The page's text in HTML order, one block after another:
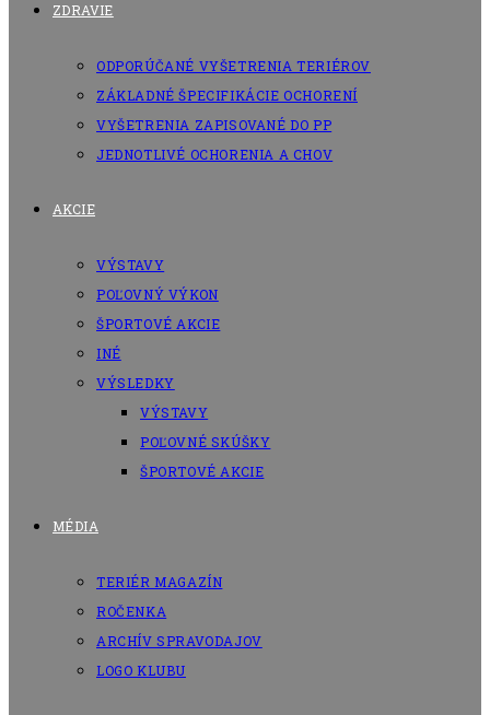
ZDRAVIE
ODPORÚČANÉ VYŠETRENIA TERIÉROV
ZÁKLADNÉ ŠPECIFIKÁCIE OCHORENÍ
VYŠETRENIA ZAPISOVANÉ DO PP
JEDNOTLIVÉ OCHORENIA A CHOV
AKCIE
VÝSTAVY
POĽOVNÝ VÝKON
ŠPORTOVÉ AKCIE
INÉ
VÝSLEDKY
VÝSTAVY
POĽOVNÉ SKÚŠKY
ŠPORTOVÉ AKCIE
MÉDIA
TERIÉR MAGAZÍN
ROČENKA
ARCHÍV SPRAVODAJOV
LOGO KLUBU